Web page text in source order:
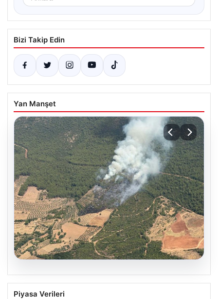
Bizi Takip Edin
Yan Manşet
Muğla Yatağan’da orman yangını
Piyasa Verileri